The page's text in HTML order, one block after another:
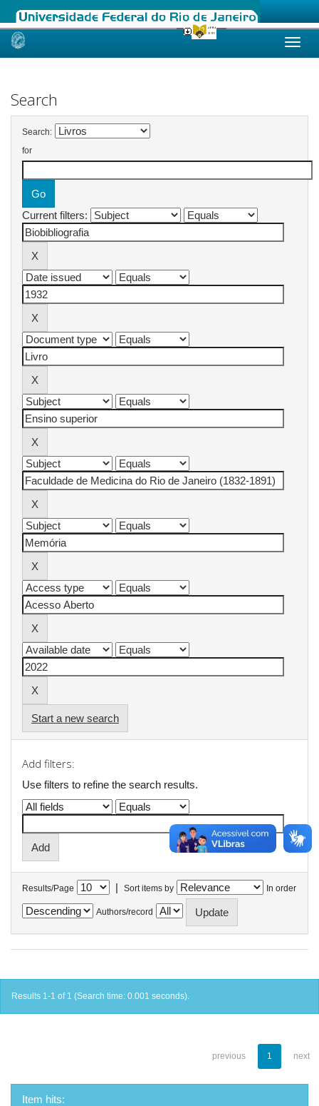
Skip
Search
Search:
for
Current filters:
Start a new search
Add filters:
Use filters to refine the search results.
Results/Page | Sort items by In order
Authors/record
Results 1-1 of 1 (Search time: 0.001 seconds).
previous 1 next
Item hits: